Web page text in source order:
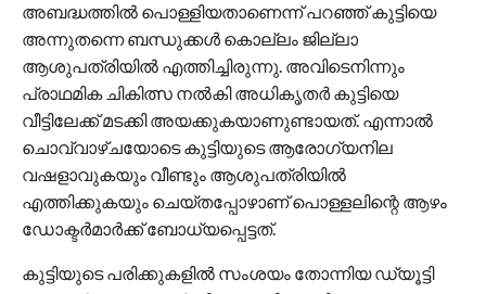
അബദ്ധത്തില്‍ പൊള്ളിയതാണെന്ന് പറഞ്ഞ് കുട്ടിയെ
അന്നുതന്നെ ബന്ധുക്കള്‍ കൊല്ലം ജില്ലാ
ആശുപത്രിയില്‍ എത്തിച്ചിരുന്നു. അവിടെനിന്നും
പ്രാഥമിക ചികിത്സ നല്‍കി അധികൃതര്‍ കുട്ടിയെ
വീട്ടിലേക്ക് മടക്കി അയക്കുകയാണുണ്ടായത്. എന്നാല്‍
ചൊവ്വാഴ്ചയോടെ കുട്ടിയുടെ ആരോഗ്യനില
വഷളാവുകയും വീണ്ടും ആശുപത്രിയില്‍
എത്തിക്കുകയും ചെയ്തപ്പോഴാണ് പൊള്ളലിന്റെ ആഴം
ഡോക്ടര്‍മാര്‍ക്ക് ബോധ്യപ്പെട്ടത്.
കുട്ടിയുടെ പരിക്കുകളില്‍ സംശയം തോന്നിയ ഡ്യൂട്ടി